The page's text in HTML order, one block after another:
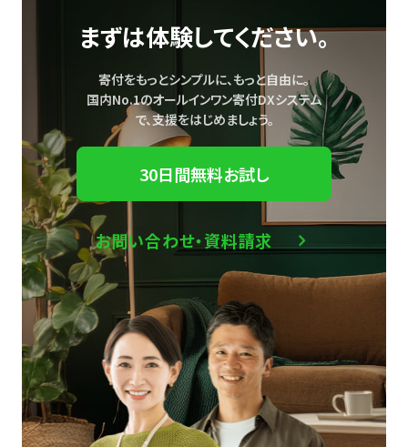
まずは体験してください。
寄付をもっとシンプルに、もっと自由に。
国内No.1のオールインワン寄付DXシステム
で、支援をはじめましょう。
30日間無料お試し
お問い合わせ・資料請求